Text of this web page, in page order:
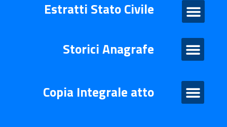
Estratti Stato Civile
Storici Anagrafe
Copia Integrale atto